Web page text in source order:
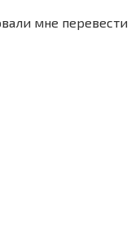
мне перевести